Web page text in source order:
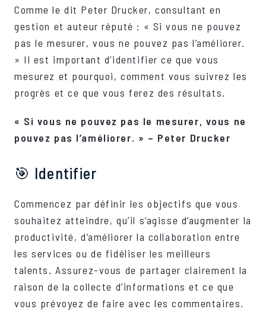
Comme le dit Peter Drucker, consultant en
gestion et auteur réputé : « Si vous ne pouvez
pas le mesurer, vous ne pouvez pas l’améliorer.
» Il est important d’identifier ce que vous
mesurez et pourquoi, comment vous suivrez les
progrès et ce que vous ferez des résultats.
« Si vous ne pouvez pas le mesurer, vous ne
pouvez pas l’améliorer. » – Peter Drucker
🎯 Identifier
Commencez par définir les objectifs que vous
souhaitez atteindre, qu’il s’agisse d’augmenter la
productivité, d’améliorer la collaboration entre
les services ou de fidéliser les meilleurs
talents. Assurez-vous de partager clairement la
raison de la collecte d’informations et ce que
vous prévoyez de faire avec les commentaires.